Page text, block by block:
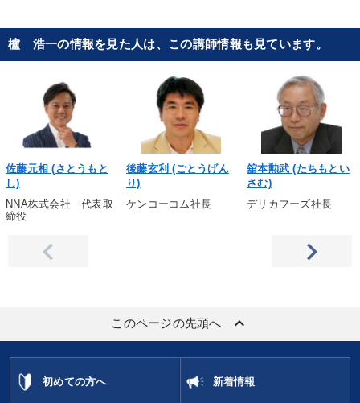
櫨 浩一の情報を見た人は、この講師情報も見ています。
佐藤元相 (さとうもと
し)
NNA株式会社 代表取
締役
後藤玄利 (ごとうげん
り)
ケンコーコム社長
舘本勲武 (たちもとい
さむ)
デリカフーズ社長
このページの先頭へ keyboard_arrow_up
初めての方へ 新着情報